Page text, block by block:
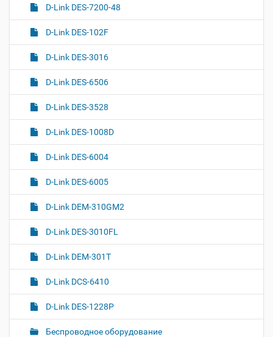
D-Link DES-7200-48
D-Link DES-102F
D-Link DES-3016
D-Link DES-6506
D-Link DES-3528
D-Link DES-1008D
D-Link DES-6004
D-Link DES-6005
D-Link DEM-310GM2
D-Link DES-3010FL
D-Link DEM-301T
D-Link DCS-6410
D-Link DES-1228P
Беспроводное оборудование